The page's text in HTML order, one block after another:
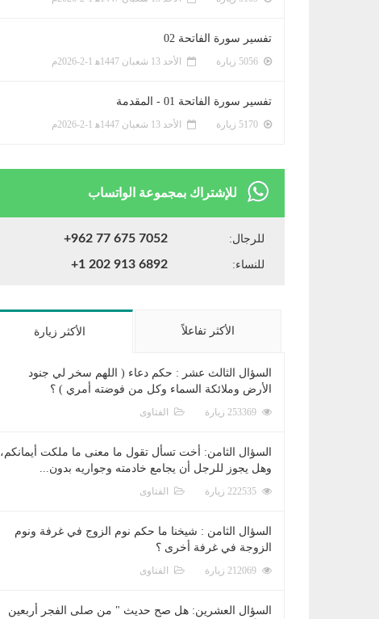
تفسير سورة الفاتحة 02
الأحد 13 شعبان 1447ﻫ 1-2-2026م
تفسير سورة الفاتحة 01 - المقدمة
الأحد 13 شعبان 1447ﻫ 1-2-2026م
للإشتراك بمجموعة الواتساب
للرجال: +962 77 675 7052
للنساء: +1 202 913 6892
الأكثر زيارة الأكثر تفاعلاً
السؤال الثالث عشر : حكم دعاء ( اللهم سخر لي جنود
الأرض وملائكة السماء وكل من فوضته أمري ) ؟
الفتاوى
السؤال الثامن: أخت تسأل تقول ما معنى ما ملكت أيمانكم،
وهل يجوز للرجل أن يجامع خادمته وجواريه بدون...
الفتاوى
السؤال الثامن : شيخنا ما حكم نوم الزوج في غرفة ونوم
الزوجة في غرفة أخرى ؟
الفتاوى
السؤال العشرين: هل صح حديث " من صلى الفجر أربعين